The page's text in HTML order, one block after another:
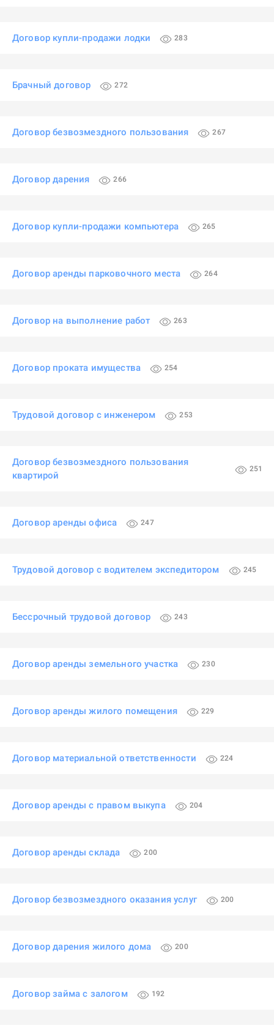
Договор купли-продажи лодки 283
Брачный договор 272
Договор безвозмездного пользования 267
Договор дарения 266
Договор купли-продажи компьютера 265
Договор аренды парковочного места 264
Договор на выполнение работ 263
Договор проката имущества 254
Трудовой договор с инженером 253
Договор безвозмездного пользования
квартирой
251
Договор аренды офиса 247
Трудовой договор с водителем экспедитором 245
Бессрочный трудовой договор 243
Договор аренды земельного участка 230
Договор аренды жилого помещения 229
Договор материальной ответственности 224
Договор аренды с правом выкупа 204
Договор аренды склада 200
Договор безвозмездного оказания услуг 200
Договор дарения жилого дома 200
Договор займа с залогом 192